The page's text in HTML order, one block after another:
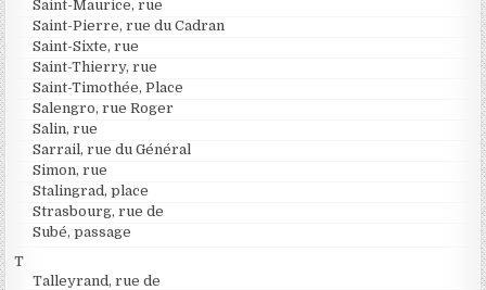
Saint-Maurice, rue
Saint-Pierre, rue du Cadran
Saint-Sixte, rue
Saint-Thierry, rue
Saint-Timothée, Place
Salengro, rue Roger
Salin, rue
Sarrail, rue du Général
Simon, rue
Stalingrad, place
Strasbourg, rue de
Subé, passage
T
Talleyrand, rue de